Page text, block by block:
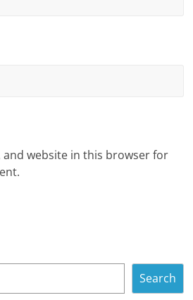
and website in this browser for
Search